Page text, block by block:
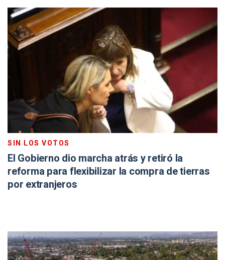
SIN LOS VOTOS
El Gobierno dio marcha atrás y retiró la
reforma para flexibilizar la compra de tierras
por extranjeros